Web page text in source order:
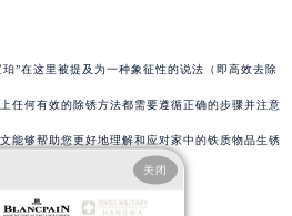
”在这里被提及为一种象征性的说法（即高效去除
任何有效的除锈方法都需要遵循正确的步骤并注意
能够帮助您更好地理解和应对家中的铁质物品生锈
使用寿命。
关闭